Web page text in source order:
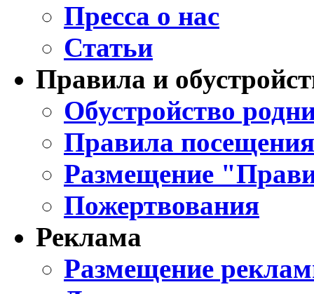
Пресса о нас
Статьи
Правила и
Обустройство
Правила
Размещение
Пожертвования
Реклама
Размещение